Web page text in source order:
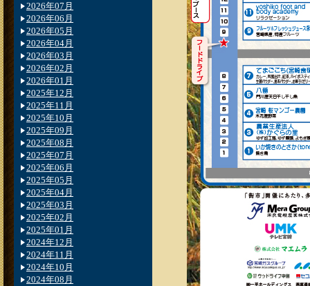
2026年07月
2026年06月
2026年05月
2026年04月
2026年03月
2026年02月
2026年01月
2025年12月
2025年11月
2025年10月
2025年09月
2025年08月
2025年07月
2025年06月
2025年05月
2025年04月
2025年03月
2025年02月
2025年01月
2024年12月
2024年11月
2024年10月
2024年08月